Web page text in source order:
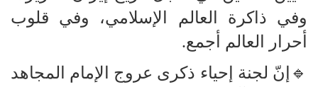
وفي ذاكرة العالم الإسلامي، وفي قلوب
أحرار العالم أجمع.
🔹️إنّ لجنة إحياء ذكرى عروج الإمام المجاهد